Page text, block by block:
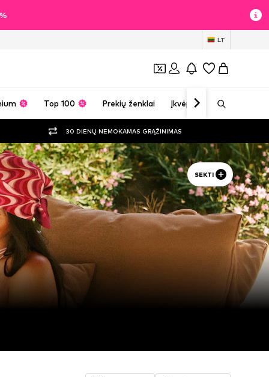
LT
Top 100 Prekių ženklai Įkvėpimas
30 DIENŲ NEMOKAMAS GRĄŽINIMAS
SEKTI